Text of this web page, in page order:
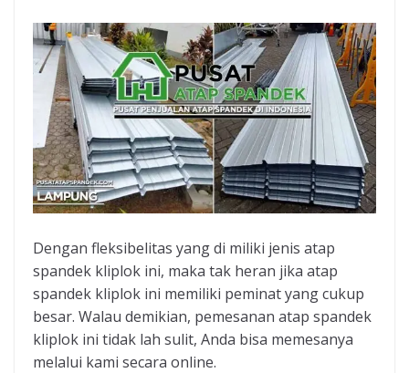
Dengan fleksibelitas yang di miliki jenis atap
spandek kliplok ini, maka tak heran jika atap
spandek kliplok ini memiliki peminat yang cukup
besar. Walau demikian, pemesanan atap spandek
kliplok ini tidak lah sulit, Anda bisa memesanya
melalui kami secara online.